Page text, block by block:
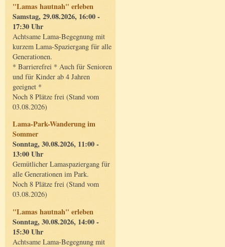
"Lamas hautnah" erleben
Samstag, 29.08.2026, 16:00 -
17:30 Uhr
Achtsame Lama-Begegnung mit
kurzem Lama-Spaziergang für alle
Generationen.
* Barrierefrei * Auch für Senioren
und für Kinder ab 4 Jahren
geeignet *
Noch 8 Plätze frei (Stand vom
03.08.2026)
Lama-Park-Wanderung im
Sommer
Sonntag, 30.08.2026, 11:00 -
13:00 Uhr
Gemütlicher Lamaspaziergang für
alle Generationen im Park.
Noch 8 Plätze frei (Stand vom
03.08.2026)
"Lamas hautnah" erleben
Sonntag, 30.08.2026, 14:00 -
15:30 Uhr
Achtsame Lama-Begegnung mit